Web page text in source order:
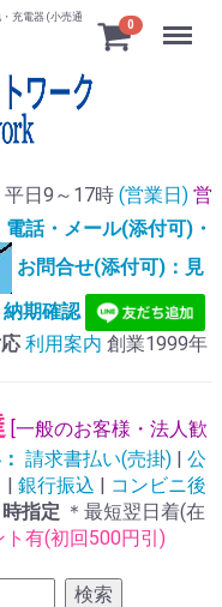
充電器 (小売通
0 Menu
平日9～17時 (営業日) 営
話・メール(添付可)・
お問合せ(添付可)：見
期確認
利用案内 創業1999年
[一般のお客様・法人歓
請求書払い(売掛) | 公
| 銀行振込 | コンビニ後
指定 ＊最短翌日着(在
ト有(初回500円引)
検索